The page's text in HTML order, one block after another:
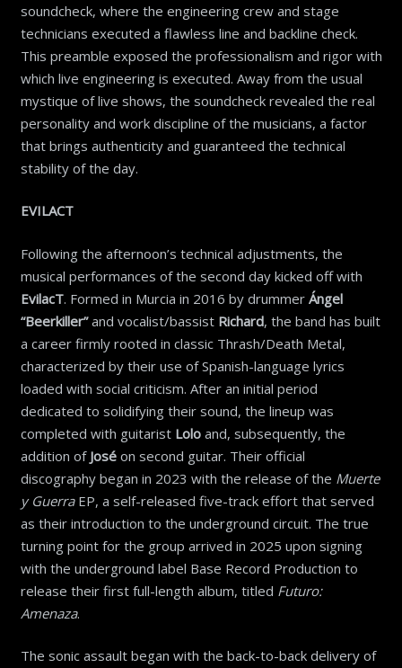
soundcheck, where the engineering crew and stage
technicians executed a flawless line and backline check.
This preamble exposed the professionalism and rigor with
which live engineering is executed. Away from the usual
mystique of live shows, the soundcheck revealed the real
personality and work discipline of the musicians, a factor
that brings authenticity and guaranteed the technical
stability of the day.
EVILACT
Following the afternoon’s technical adjustments, the
musical performances of the second day kicked off with
EvilacT. Formed in Murcia in 2016 by drummer Ángel
“Beerkiller”and vocalist/bassist Richard, the band has built
a career firmly rooted in classic Thrash/Death Metal,
characterized by their use of Spanish-language lyrics
loaded with social criticism. After an initial period
dedicated to solidifying their sound, the lineup was
completed with guitarist Loloand, subsequently, the
addition of Joséon second guitar. Their official
discography began in 2023 with the release of the Muerte
y GuerraEP, a self-released five-track effort that served
as their introduction to the underground circuit. The true
turning point for the group arrived in 2025 upon signing
with the underground label Base Record Production to
release their first full-length album, titled Futuro:
Amenaza.
The sonic assault began with the back-to-back delivery of